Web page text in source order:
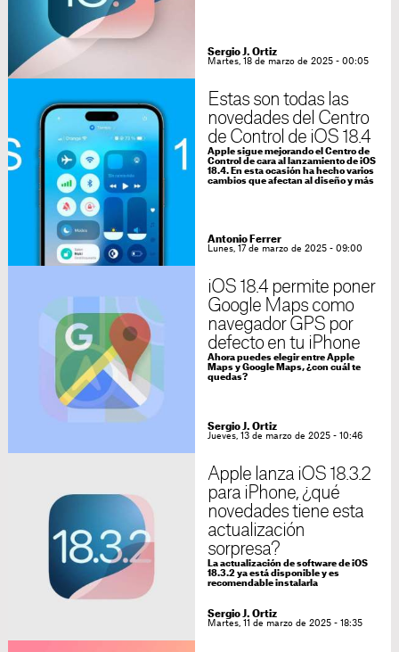
Sergio J. Ortiz
Martes, 18 de marzo de 2025 - 00:05
Estas son todas las
novedades del Centro
de Control de iOS 18.4
Apple sigue mejorando el Centro de
Control de cara al lanzamiento de iOS
18.4. En esta ocasión ha hecho varios
cambios que afectan al diseño y más
Antonio Ferrer
Lunes, 17 de marzo de 2025 - 09:00
iOS 18.4 permite poner
Google Maps como
navegador GPS por
defecto en tu iPhone
Ahora puedes elegir entre Apple
Maps y Google Maps, ¿con cuál te
quedas?
Sergio J. Ortiz
Jueves, 13 de marzo de 2025 - 10:46
Apple lanza iOS 18.3.2
para iPhone, ¿qué
novedades tiene esta
actualización
sorpresa?
La actualización de software de iOS
18.3.2 ya está disponible y es
recomendable instalarla
Sergio J. Ortiz
Martes, 11 de marzo de 2025 - 18:35